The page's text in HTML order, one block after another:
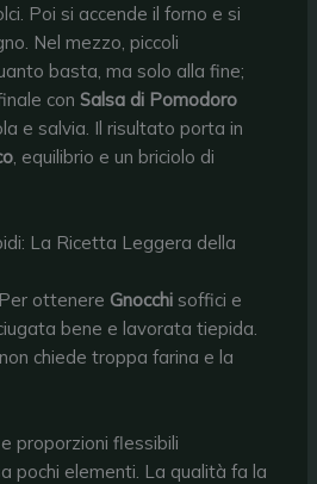
Poi si accende il forno e si
Nel mezzo, piccoli
basta, ma solo alla fine;
conSalsa di Pomodoro
e salvia. Il risultato porta in
, equilibrio e un briciolo di
La Ricetta Leggera della
ottenere Gnocchi soffici e
bene e lavorata tiepida.
chiede troppa farina e la
proporzioni flessibili
pochi elementi. La qualità fa la